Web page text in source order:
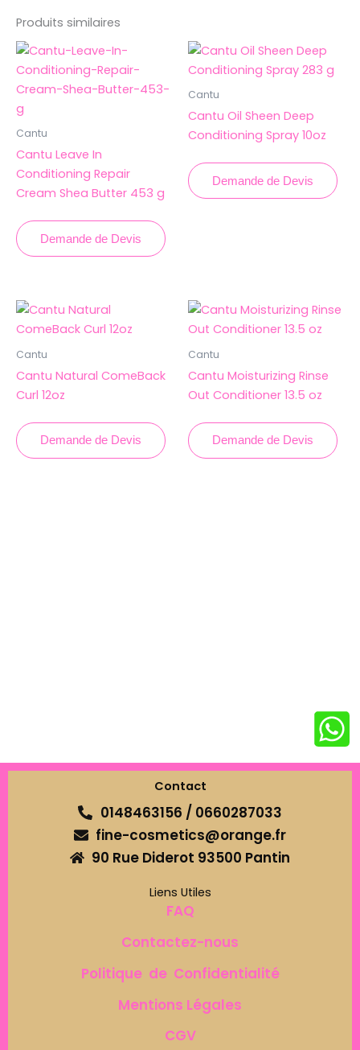
Produits similaires
Cantu
Cantu Leave In
Conditioning Repair
Cream Shea Butter 453 g
Demande de Devis
Cantu
Cantu Oil Sheen Deep
Conditioning Spray 10oz
Demande de Devis
Cantu
Cantu Natural ComeBack
Curl 12oz
Demande de Devis
Cantu
Cantu Moisturizing Rinse
Out Conditioner 13.5 oz
Demande de Devis
Contact
0148463156 / 0660287033
fine-cosmetics@orange.fr
90 Rue Diderot 93500 Pantin
Liens Utiles
FAQ
Contactez-nous
Politique de Confidentialité
Mentions Légales
CGV